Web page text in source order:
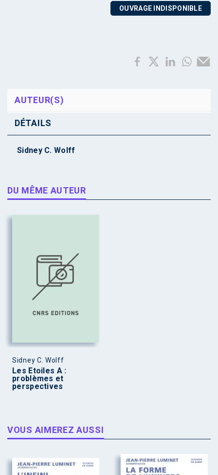
OUVRAGE INDISPONIBLE
AUTEUR(S)
DÉTAILS
Sidney C. Wolff
DU MÊME AUTEUR
Sidney C. Wolff
Les Etoiles A :
problèmes et
perspectives
VOUS AIMEREZ AUSSI